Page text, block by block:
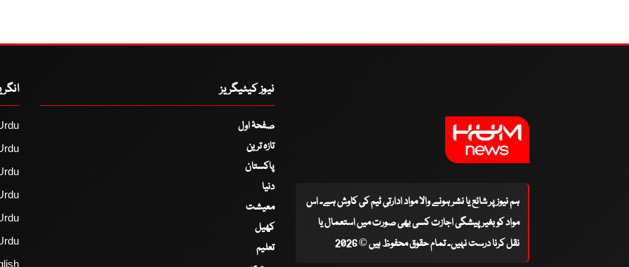
ہم نیوز پر شائع یا نشر ہونے والا مواد ادارتی ٹیم کی کاوش ہے۔ اس
مواد کو بغیر پیشگی اجازت کسی بھی صورت میں استعمال یا
نقل کرنا درست نہیں۔ تمام حقوق محفوظ ہیں © 2026
نیوز کیٹیگریز
صفحۂ اول
تازہ ترین
پاکستان
دنیا
معیشت
کھیل
تعلیم